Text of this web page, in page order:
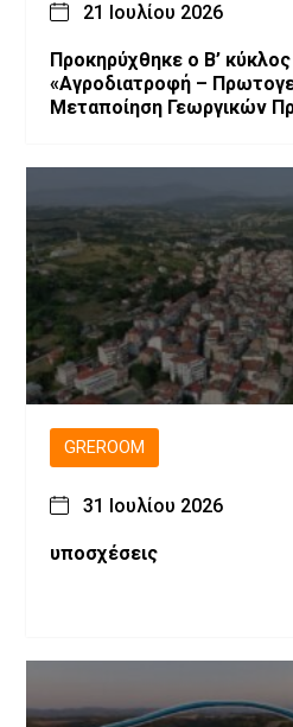
21 Ιουλίου 2026
Προκηρύχθηκε ο Β’
«Αγροδιατροφή –
Μεταποίηση Γεωργικών
GREROOM
31 Ιουλίου 2026
υποσχέσεις